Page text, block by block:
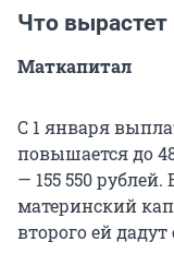
Что вырастет
Маткапитал
С 1 января
повышается до
— 155 550
материнский
второго ей дадут